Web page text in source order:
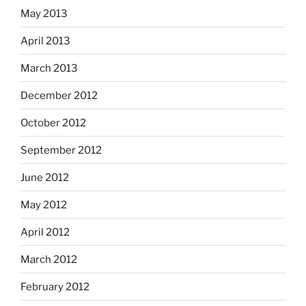
May 2013
April 2013
March 2013
December 2012
October 2012
September 2012
June 2012
May 2012
April 2012
March 2012
February 2012